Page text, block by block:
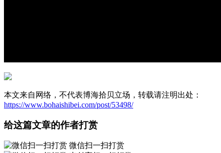
本文来自网络，不代表博海拾贝立场，转载请注明出处：
https://www.bohaishibei.com/post/53498/
给这篇文章的作者打赏
微信扫一扫打赏